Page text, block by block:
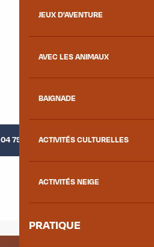
JEUX D'AVENTURE
AVEC LES ANIMAUX
BAIGNADE
ACTIVITÉS CULTURELLES
ACTIVITÉS NEIGE
PRATIQUE
04 79 56 20▒▒